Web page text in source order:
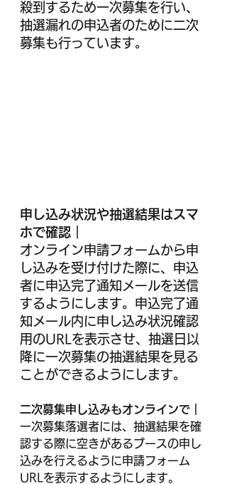
殺到するため一次募集を行い、
抽選漏れの申込者のために二次
募集も行っています。
申し込み状況や抽選結果はスマ
ホで確認
オンライン申請フォームから申
し込みを受け付けた際に、申込
者に申込完了通知メールを送信
するようにします。申込完了通
知メール内に申し込み状況確認
用のURLを表示させ、抽選日以
降に一次募集の抽選結果を見る
ことができるようにします。
二次募集申し込みもオンラインで｜
一次募集落選者には、抽選結果を確
認する際に空きがあるブースの申し
込みを行えるように申請フォーム
URLを表示するようにします。